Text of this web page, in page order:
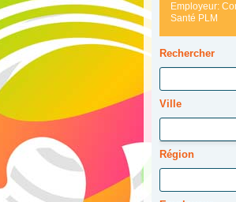
Employeur:
Santé PLM
Rechercher
Ville
Région